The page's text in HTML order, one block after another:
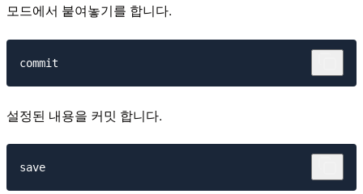
모드에서 붙여놓기를 합니다.
설정된 내용을 커밋 합니다.